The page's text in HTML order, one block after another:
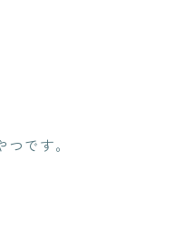
です。